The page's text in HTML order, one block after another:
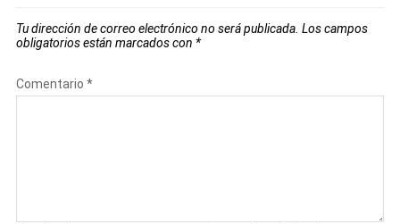
Tu dirección de correo electrónico no será publicada. Los campos
obligatorios están marcados con *
Comentario *